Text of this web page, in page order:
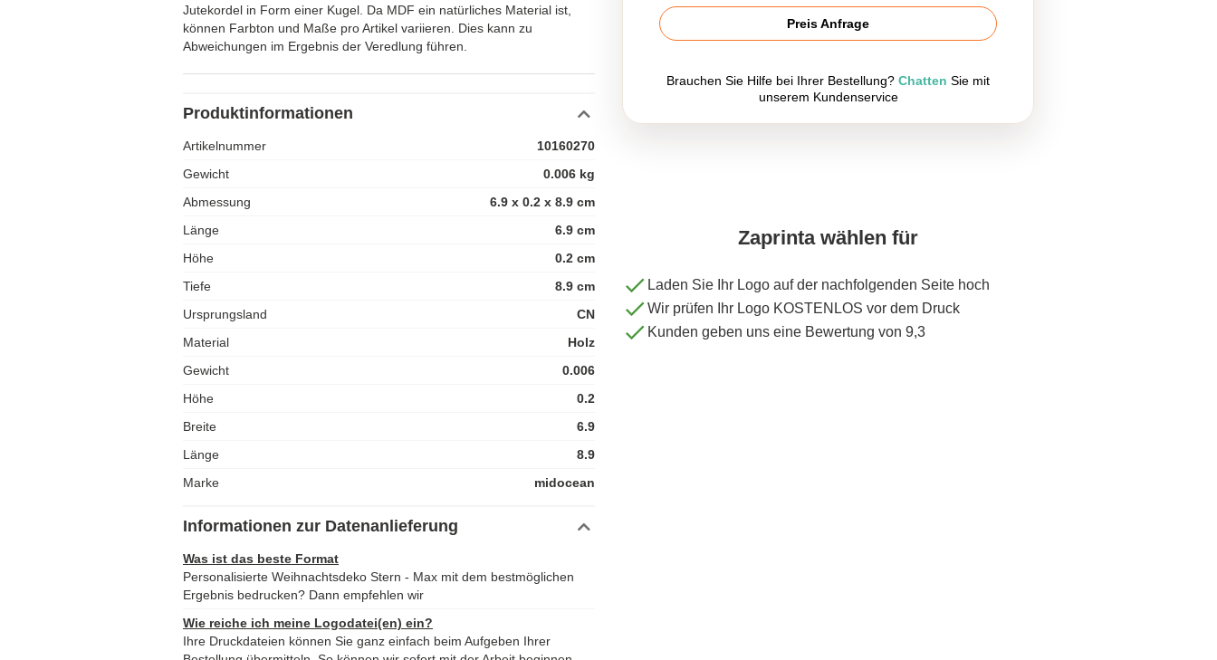
Jutekordel in Form einer Kugel. Da MDF ein natürliches Material ist,
können Farbton und Maße pro Artikel variieren. Dies kann zu
Abweichungen im Ergebnis der Veredlung führen.
Produktinformationen
Artikelnummer
10160270
Gewicht
0.006 kg
Abmessung
6.9 x 0.2 x 8.9 cm
Länge
6.9 cm
Höhe
0.2 cm
Tiefe
8.9 cm
Ursprungsland
CN
Material
Holz
Gewicht
0.006
Höhe
0.2
Breite
6.9
Länge
8.9
Marke
midocean
Informationen zur Datenanlieferung
Was ist das beste Format
Personalisierte Weihnachtsdeko Stern - Max mit dem bestmöglichen
Ergebnis bedrucken? Dann empfehlen wir
Wie reiche ich meine Logodatei(en) ein?
Ihre Druckdateien können Sie ganz einfach beim Aufgeben Ihrer
Preis Anfrage
Brauchen Sie Hilfe bei Ihrer Bestellung? Chatten Sie mit
unserem Kundenservice
Zaprinta wählen für
Laden Sie Ihr Logo auf der nachfolgenden Seite hoch
Wir prüfen Ihr Logo KOSTENLOS vor dem Druck
Kunden geben uns eine Bewertung von 9,3